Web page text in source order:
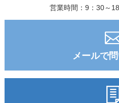
営業時間：9：30～
メールで